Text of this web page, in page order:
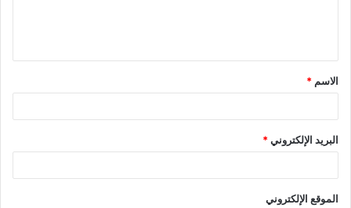
الاسم *
البريد الإلكتروني*
الموقع الإلكتروني